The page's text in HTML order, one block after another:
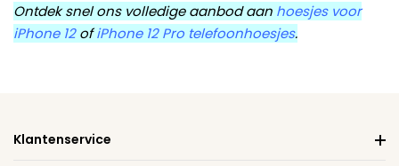
Ontdek snel ons volledige aanbod aan hoesjes voor
iPhone 12ofiPhone 12 Pro telefoonhoesjes.
Klantenservice